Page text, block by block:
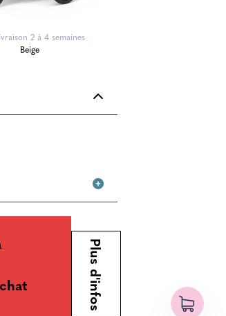
2 à 4 semaines
Beige
Plus d'infos